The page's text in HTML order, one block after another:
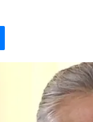
Messenger